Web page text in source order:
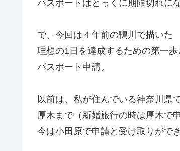
パスポートはとっくに期限切れに
で、今回は４年前の鴨川で描いた
理想の1日を達成するための第一
パスポート申請。
以前は、私が住んでいる神奈川県
厚木まで（新婚旅行の時は厚木で
今は小田原で申請と受け取りがで